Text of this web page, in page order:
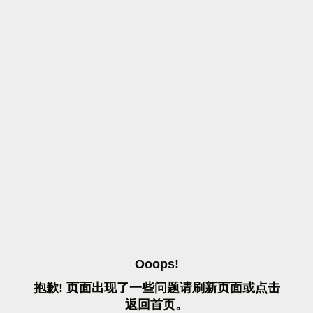
OOOPS!
抱歉! 页面出现了一些问题请刷 新页面或点击
返 回首页。